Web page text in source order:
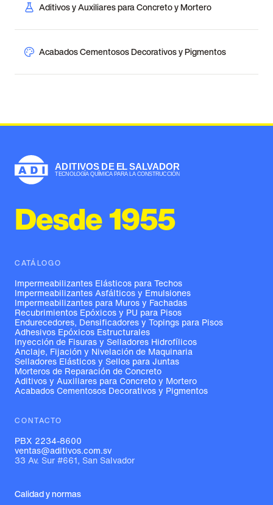
Aditivos y Auxiliares para Concreto y Mortero
Acabados Cementosos Decorativos y Pigmentos
Desde 1955
CATÁLOGO
Impermeabilizantes Elásticos para Techos
Impermeabilizantes Asfálticos y Emulsiones
Impermeabilizantes para Muros y Fachadas
Recubrimientos Epóxicos y PU para Pisos
Endurecedores, Densificadores y Topings para Pisos
Adhesivos Epóxicos Estructurales
Inyección de Fisuras y Selladores Hidrofílicos
Anclaje, Fijación y Nivelación de Maquinaria
Selladores Elásticos y Sellos para Juntas
Morteros de Reparación de Concreto
Aditivos y Auxiliares para Concreto y Mortero
Acabados Cementosos Decorativos y Pigmentos
CONTACTO
PBX 2234-8600
ventas@aditivos.com.sv
33 Av. Sur #661, San Salvador
Calidad y normas